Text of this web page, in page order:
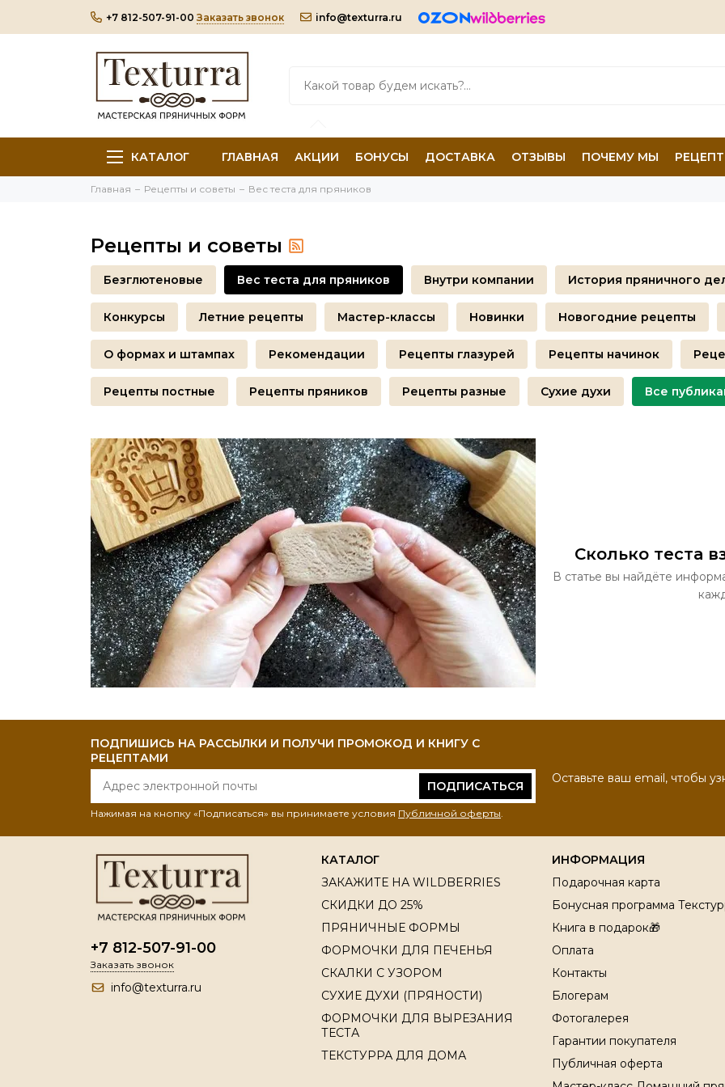
+7 812-507-91-00 Заказать звонок info@texturra.ru
КАТАЛОГ ГЛАВНАЯ АКЦИИ БОНУСЫ ДОСТАВКА ОТЗЫВЫ ПОЧЕМУ МЫ
Главная Рецепты и советы Вес теста для пряников
Рецепты и советы
Безглютеновые Вес теста для пряников Внутри компании История пряничного
Конкурсы Летние рецепты Мастер-классы Новинки Новогодние рецепты
О формах и штампах Рекомендации Рецепты глазурей Рецепты начинок
Рецепты постные Рецепты пряников Рецепты разные Сухие духи Все
Сколько теста
В статье вы найдёте
ПОДПИШИСЬ НА РАССЫЛКИ И ПОЛУЧИ ПРОМОКОД И КНИГУ С
РЕЦЕПТАМИ
ПОДПИСАТЬСЯ
Нажимая на кнопку «Подписаться» вы принимаете условия Публичной оферты
Оставьте ваш email, чтобы
+7 812-507-91-00
Заказать звонок
info@texturra.ru
КАТАЛОГ
ЗАКАЖИТЕ НА WILDBERRIES
СКИДКИ ДО 25%
ПРЯНИЧНЫЕ ФОРМЫ
ФОРМОЧКИ ДЛЯ ПЕЧЕНЬЯ
СКАЛКИ С УЗОРОМ
СУХИЕ ДУХИ (ПРЯНОСТИ)
ФОРМОЧКИ ДЛЯ ВЫРЕЗАНИЯ
ТЕСТА
ТЕКСТУРРА ДЛЯ ДОМА
ИНФОРМАЦИЯ
Подарочная карта
Бонусная программа
Книга в подарок🎁
Оплата
Контакты
Блогерам
Фотогалерея
Гарантии покупателя
Публичная оферта